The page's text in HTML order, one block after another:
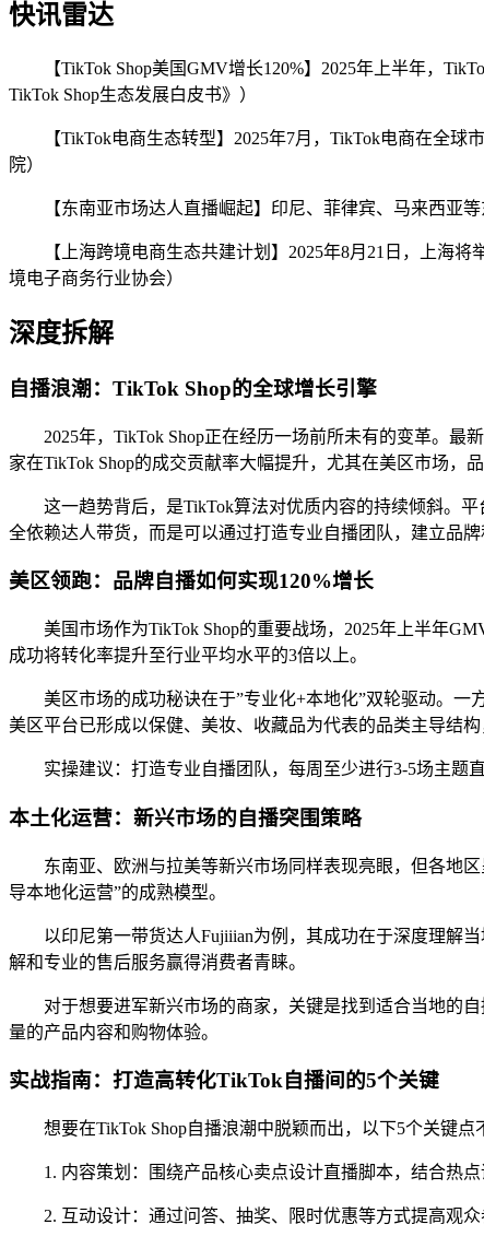
快讯雷达
【TikTok Shop美国GMV增长120%】2025年上半年，
TikTok Shop生态发展白皮书》）
【TikTok电商生态转型】2025年7月，TikTok电商在全
院）
【东南亚市场达人直播崛起】印尼、菲律宾、马来西亚
【上海跨境电商生态共建计划】2025年8月21日，上海
境电子商务行业协会）
深度拆解
自播浪潮：TikTok Shop的全球增长引擎
2025年，TikTok Shop正在经历一场前所未有的变革。
家在TikTok Shop的成交贡献率大幅提升，尤其在美区市场，
这一趋势背后，是TikTok算法对优质内容的持续倾斜。
全依赖达人带货，而是可以通过打造专业自播团队，建立品牌
美区领跑：品牌自播如何实现120%增长
美国市场作为TikTok Shop的重要战场，2025年上半年
成功将转化率提升至行业平均水平的3倍以上。
美区市场的成功秘诀在于”专业化+本地化”双轮驱动。一
美区平台已形成以保健、美妆、收藏品为代表的品类主导结
实操建议：打造专业自播团队，每周至少进行3-5场主题
本土化运营：新兴市场的自播突围策略
东南亚、欧洲与拉美等新兴市场同样表现亮眼，但各地
导本地化运营”的成熟模型。
以印尼第一带货达人Fujiiian为例，其成功在于深度理解
解和专业的售后服务赢得消费者青睐。
对于想要进军新兴市场的商家，关键是找到适合当地的
量的产品内容和购物体验。
实战指南：打造高转化TikTok自播间的5个关键
想要在TikTok Shop自播浪潮中脱颖而出，以下5个关键点
1. 内容策划：围绕产品核心卖点设计直播脚本，结合热
2. 互动设计：通过问答、抽奖、限时优惠等方式提高观